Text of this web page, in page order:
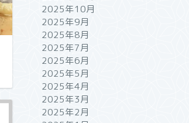
2025年10月
2025年9月
2025年8月
2025年7月
2025年6月
2025年5月
2025年4月
2025年3月
2025年2月